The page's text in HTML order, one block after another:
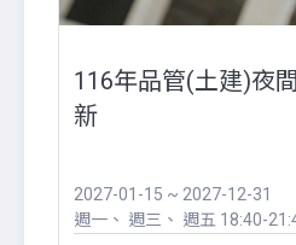
116年品管(土建)夜
新
2027-01-15 ~ 2027-12-31
週一
週三 週五 18:40-